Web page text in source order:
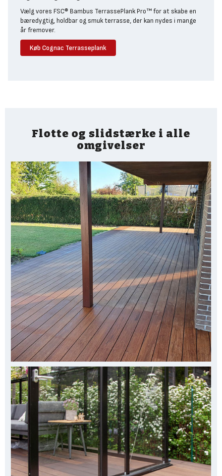
Vælg vores FSC® Bambus TerrassePlank Pro™ for at skabe en
bæredygtig, holdbar og smuk terrasse, der kan nydes i mange
år fremover.
Køb Cognac Terrasseplank
Flotte og slidstærke i alle
omgivelser